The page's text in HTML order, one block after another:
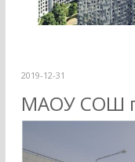
2019-12-31
МАОУ СОШ